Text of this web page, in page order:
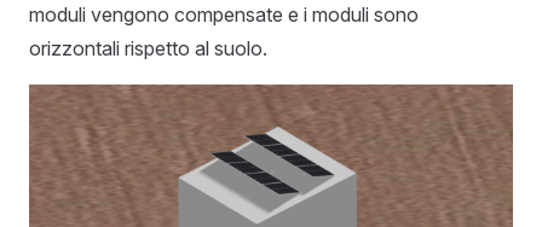
moduli vengono compensate e i moduli sono
orizzontali rispetto al suolo.